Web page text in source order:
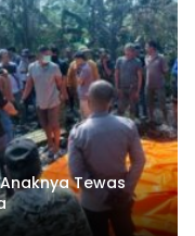
Tewas